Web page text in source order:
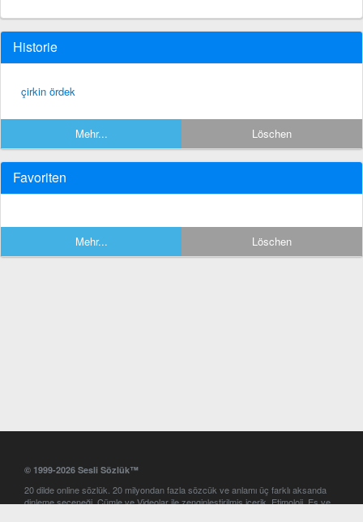
Historie
çirkin ördek
Mehr... Löschen
Favoriten
Mehr... Löschen
© 1999-2026 Sesli Sözlük™
20 dilde online sözlük. 20 milyondan fazla sözcük ve anlamı üç farklı aksanda
dinleme seçeneği. Cümle ve Videolar ile zenginleştirilmiş içerik. Etimoloji, Eş ve